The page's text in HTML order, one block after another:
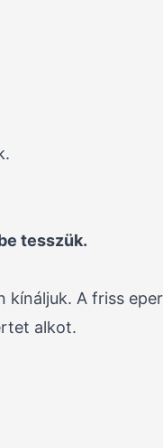
tesszük.
kínáljuk. A friss
alkot.